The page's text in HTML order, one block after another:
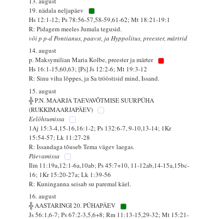
19. nädala neljapäev
Hs 12:1-12; Ps 78:56-57,58-59,61-62; Mt 18:21-19:1
R: Pidagem meeles Jumala tegusid.
või p p-d Pontianus, paavst, ja Hyppolitus, preester, märtrid
14. august
p. Maksymilian Maria Kolbe, preester ja märter
Hs 16:1-15,60,63; [Ps] Js 12:2-6; Mt 19:3-12
R: Sinu viha lõppes, ja Sa trööstisid mind, Issand.
15. august
╬ P.N. MAARJA TAEVAVÕTMISE SUURPÜHA
(RUKKIMAARJAPÄEV)
Eelõhtumissa
1Aj 15:3-4,15-16,16:1-2; Ps 132:6-7, 9-10,13-14; 1Kr
15:54-57; Lk 11:27-28
R: Issandaga tõuseb Tema vägev laegas.
Päevamissa
Ilm 11:19a,12:1-6a,10ab; Ps 45:7+10, 11-12ab,14-15a,15bc-
16; 1Kr 15:20-27a; Lk 1:39-56
R: Kuninganna seisab su paremal käel.
16. august
╬ AASTARINGI 20. PÜHAPÄEV
Js 56:1,6-7; Ps 67:2-3,5,6+8; Rm 11:13-15,29-32; Mt 15:21-